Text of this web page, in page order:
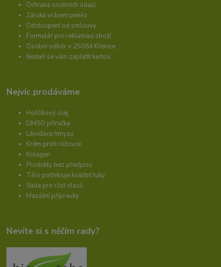
Ochrana osobních údajů
Záruka vrácení peněz
Odstoupení od smlouvy
Formulář pro reklamaci zboží
Osobní odběr v 25084 Křenice
Nedaří se vám zaplatit kartou
Nejvíc prodáváme
Hořčíkový olej
DMSO příručka
Likvidace hmyzu
Krém proti růžovce
Kolagen
Produkty bez předpisu
Tělo potřebuje kvalitní tuky
Sada pro růst vlasů
Masážní přípravky
Nevíte si s něčím rady?